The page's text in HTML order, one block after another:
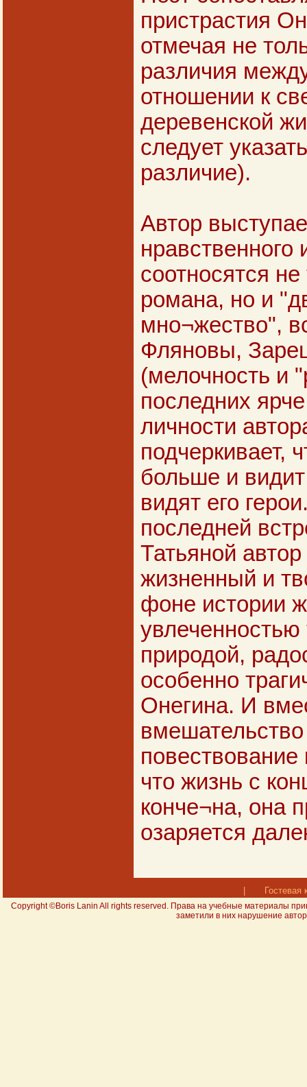
пристрастия
отмечая не
различия
отношении к
деревенской
следует
различие).
Автор
соотносятся
романа, но и
мно¬жество",
Фляновы,
(мелочность и
последних
личности
подчеркивает,
больше и
видят его
последней
Татьяной
жизненный и
фоне истории
увлеченностью
природой,
особенно
Онегина. И
повествование
что жизнь с
конче¬на, она
озаряется
Гостевая
Copyright ©Boris Lanin All rights reserved. Права на учебные материалы
заметили в них нарушение